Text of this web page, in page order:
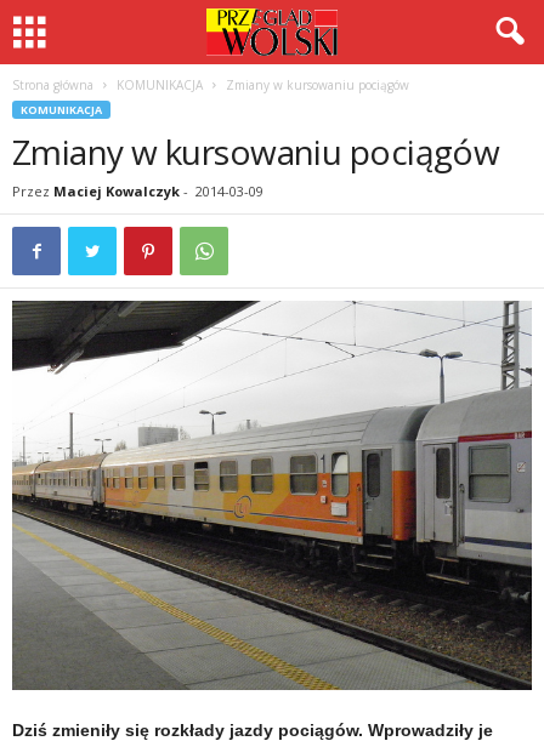
Strona główna KOMUNIKACJA Zmiany w kursowaniu pociągów
KOMUNIKACJA
Zmiany w kursowaniu pociągów
Przez Maciej Kowalczyk - 2014-03-09
Dziś zmieniły się rozkłady jazdy pociągów. Wprowadziły je